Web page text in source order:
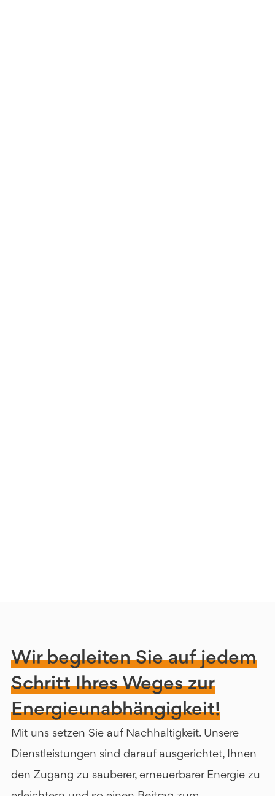
Wir begleiten Sie auf jedem
Schritt Ihres Weges zur
Energieunabhängigkeit!
Mit uns setzen Sie auf Nachhaltigkeit. Unsere
Dienstleistungen sind darauf ausgerichtet, Ihnen
den Zugang zu sauberer, erneuerbarer Energie zu